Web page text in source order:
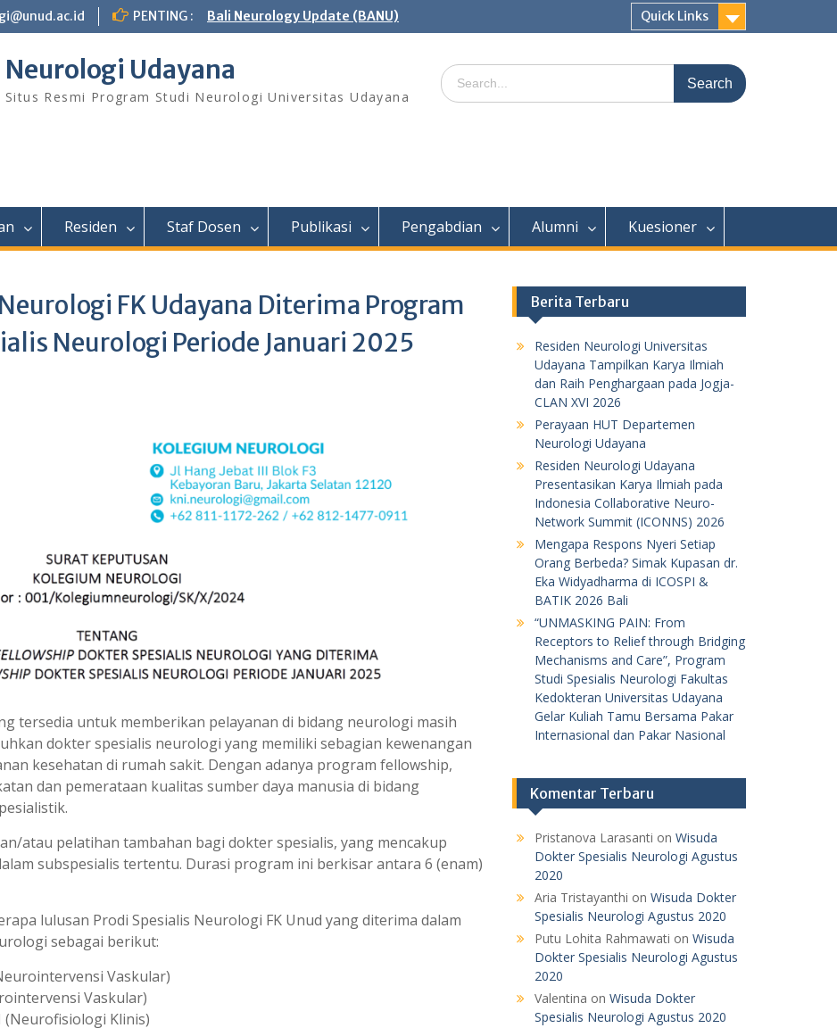
PENTING : Bali Neurology Update (BANU) Quick Links
Neurologi Udayana
Situs Resmi Program Studi Neurologi Universitas Udayana
Search
for:
Residen Staf Dosen Publikasi Pengabdian Alumni Kuesioner
FK Udayana Diterima Program
Neurologi Periode Januari 2025
tersedia untuk memberikan pelayanan di bidang neurologi masih
dokter spesialis neurologi yang memiliki sebagian kewenangan
kesehatan di rumah sakit. Dengan adanya program fellowship,
dan pemerataan kualitas sumber daya manusia di bidang
atau pelatihan tambahan bagi dokter spesialis, yang mencakup
subspesialis tertentu. Durasi program ini berkisar antara 6 (enam)
lulusan Prodi Spesialis Neurologi FK Unud yang diterima dalam
sebagai berikut:
Vaskular)
Vaskular)
(Neurofisiologi Klinis)
Berita Terbaru
Residen Neurologi Universitas
Udayana Tampilkan Karya Ilmiah
dan Raih Penghargaan pada Jogja-
CLAN XVI 2026
Perayaan HUT Departemen
Neurologi Udayana
Residen Neurologi Udayana
Presentasikan Karya Ilmiah pada
Indonesia Collaborative Neuro-
Network Summit (ICONNS) 2026
Mengapa Respons Nyeri Setiap
Orang Berbeda? Simak Kupasan dr.
Eka Widyadharma di ICOSPI &
BATIK 2026 Bali
“UNMASKING PAIN: From
Receptors to Relief through Bridging
Mechanisms and Care”, Program
Studi Spesialis Neurologi Fakultas
Kedokteran Universitas Udayana
Gelar Kuliah Tamu Bersama Pakar
Internasional dan Pakar Nasional
Komentar Terbaru
Pristanova Larasanti on Wisuda
Dokter Spesialis Neurologi Agustus
2020
Aria Tristayanthi on Wisuda Dokter
Spesialis Neurologi Agustus 2020
Putu Lohita Rahmawati on Wisuda
Dokter Spesialis Neurologi Agustus
2020
Valentina on Wisuda Dokter
Spesialis Neurologi Agustus 2020